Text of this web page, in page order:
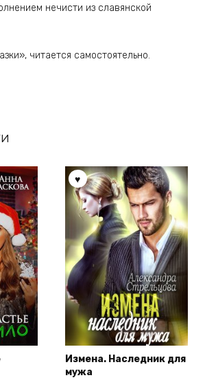
нечисти из славянской
читается самостоятельно.
Измена. Наследник для
мужа